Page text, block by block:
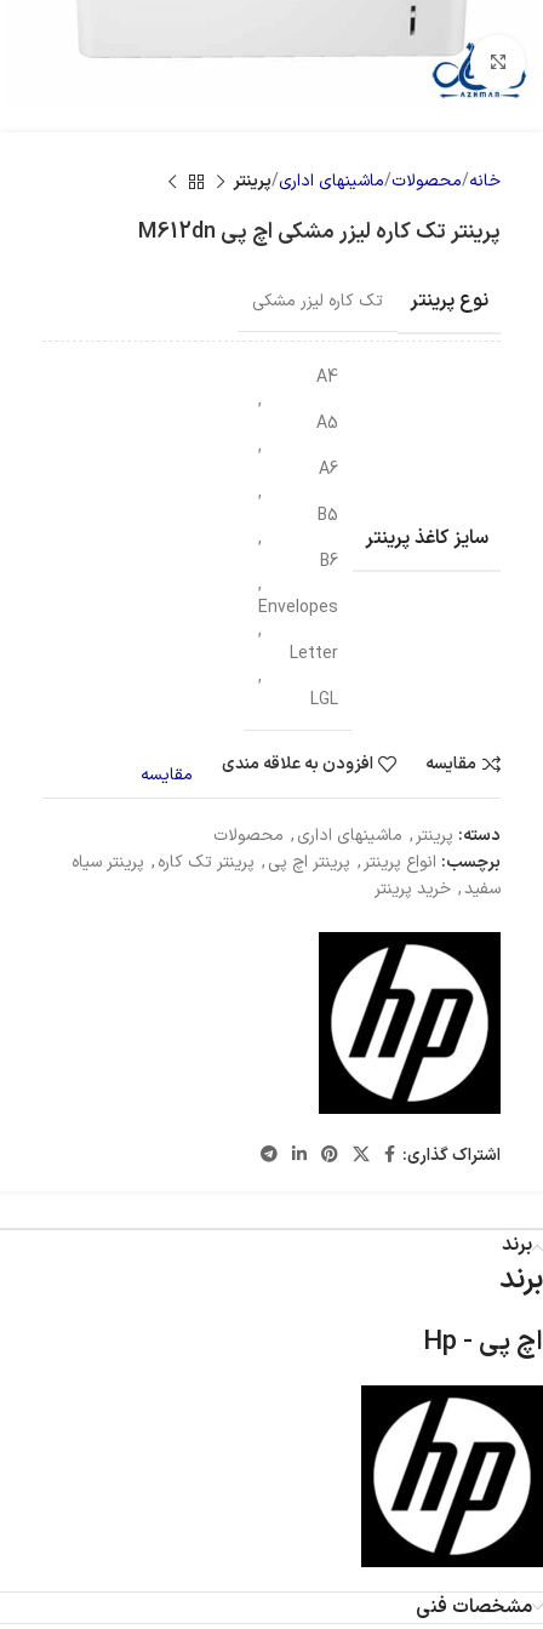
بزرگنمایی تصویر
خانه محصولات ماشینهای اداری پرینتر
پرینتر تک کاره لیزر مشکی اچ پی M612dn
نوع پرینتر تک کاره لیزر مشکی
سایز کاغذ پرینتر
A4
,
A5
,
A6
,
B5
,
B6
,
Envelopes
,
Letter
,
LGL
مقایسه افزودن به علاقه مندی مقایسه
دسته: پرینتر , ماشینهای اداری, محصولات
برچسب: انواع پرینتر , پرینتر اچ پی, پرینتر تک کاره, پرینتر سیاه
سفید, خرید پرینتر
اشتراک گذاری:
برند
برند
اچ پی - Hp
مشخصات فنی